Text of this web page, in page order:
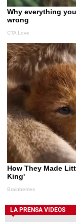
LA PRENSA VIDEOS